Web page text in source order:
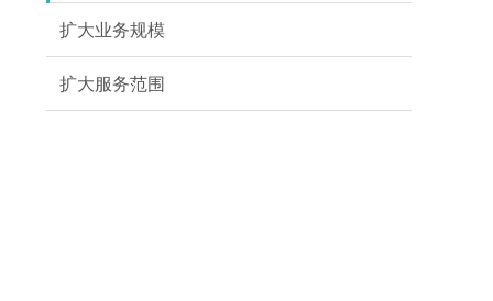
扩大业务规模
扩大服务范围